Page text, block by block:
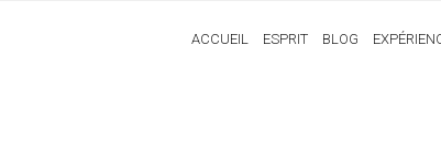
ACCUEIL ESPRIT BLOG